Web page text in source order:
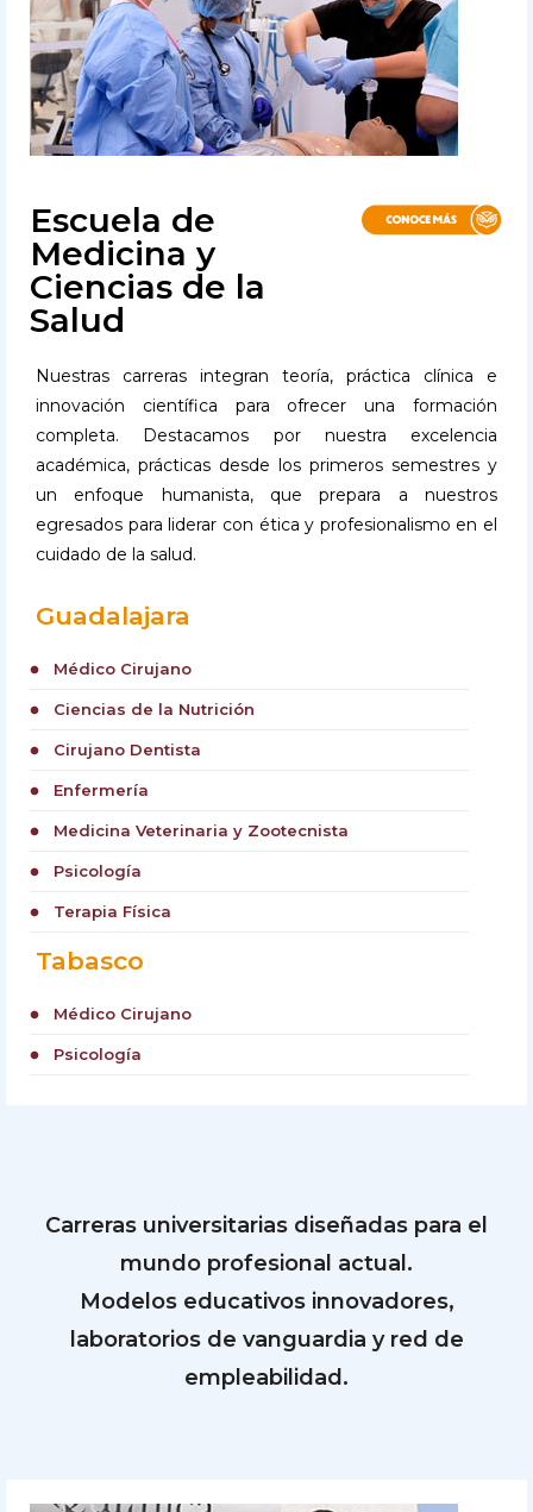
Escuela de
Medicina y
Ciencias de la
Salud
Nuestras carreras integran teoría, práctica clínica e
innovación científica para ofrecer una formación
completa. Destacamos por nuestra excelencia
académica, prácticas desde los primeros semestres y
un enfoque humanista, que prepara a nuestros
egresados para liderar con ética y profesionalismo en el
cuidado de la salud.
Guadalajara
circle Médico Cirujano
circle Ciencias de la Nutrición
circle Cirujano Dentista
circle Enfermería
circle Medicina Veterinaria y Zootecnista
circle Psicología
circle Terapia Física
Tabasco
circle Médico Cirujano
circle Psicología
Carreras universitarias diseñadas para el
mundo profesional actual.
Modelos educativos innovadores,
laboratorios de vanguardia y red de
empleabilidad.